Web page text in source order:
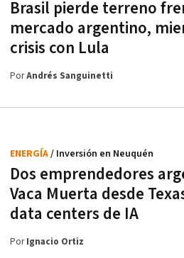
Brasil pierde terreno
mercado argentino,
crisis con Lula
PorAndrés Sanguinetti
Dos emprendedores
Vaca Muerta desde
data centers de IA
ENERGÍA/ Inversión en Neuquén
PorIgnacio Ortiz